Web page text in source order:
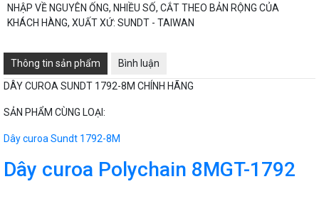
NHẬP VỀ NGUYÊN ỐNG, NHIỀU SỐ, CẮT THEO BẢN RỘNG CỦA
KHÁCH HÀNG, XUẤT XỨ: SUNDT - TAIWAN
Thông tin sản phẩm
Bình luận
DÂY CUROA SUNDT 1792-8M CHÍNH HÃNG
SẢN PHẨM CÙNG LOẠI:
Dây curoa Sundt 1792-8M
Dây curoa Polychain 8MGT-1792